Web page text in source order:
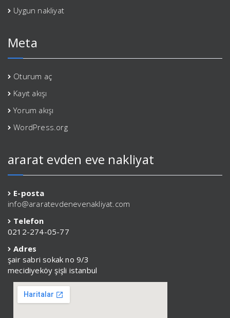
Uygun nakliyat
Meta
Oturum aç
Kayıt akışı
Yorum akışı
WordPress.org
ararat evden eve nakliyat
E-posta
info@araratevdenevenakliyat.com
Telefon
0212-274-05-77
Adres
şair sabri sokak no 9/3
mecidiyeköy şişli istanbul